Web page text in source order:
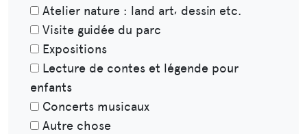
Atelier nature : land art⸴ dessin etc.
Visite guidée du parc
Expositions
Lecture de contes et légende pour
enfants
Concerts musicaux
Autre chose